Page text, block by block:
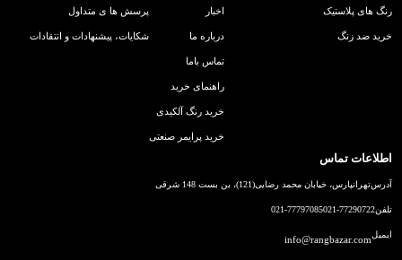
رنگ های پلاستیک
خرید ضد زنگ
اخبار
درباره ما
تماس باما
راهنمای خرید
خرید رنگ آلکیدی
خرید پرایمر صنعتی
پرسش ها ی متداول
شکایات، پیشنهادات و انتقادات
اطلاعات تماس
آدرستهرانپارس، خیابان محمد رضایی(121)، بن بست 148 شرقی
تلفن021-77290722
021-77797085
ایمیلinfo@rangbazar.com